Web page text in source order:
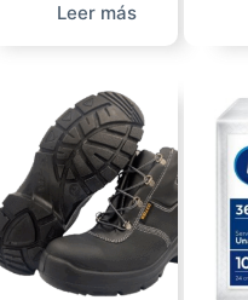
Leer más